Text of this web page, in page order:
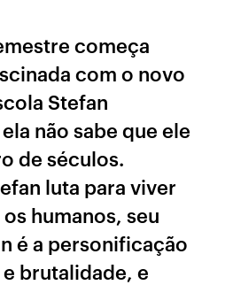
começa
com o novo
Stefan
não sabe que ele
de séculos.
luta para viver
humanos, seu
é a personificação
brutalidade, e